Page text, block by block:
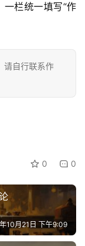
栏统一填写“作
请自行联系作
0 0
10月21日 下午9:09